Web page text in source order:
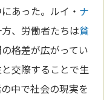
あった。ルイ・ ナ
、労働者たちは貧
格差が広がってい
交際することで生
中で社会の現実を